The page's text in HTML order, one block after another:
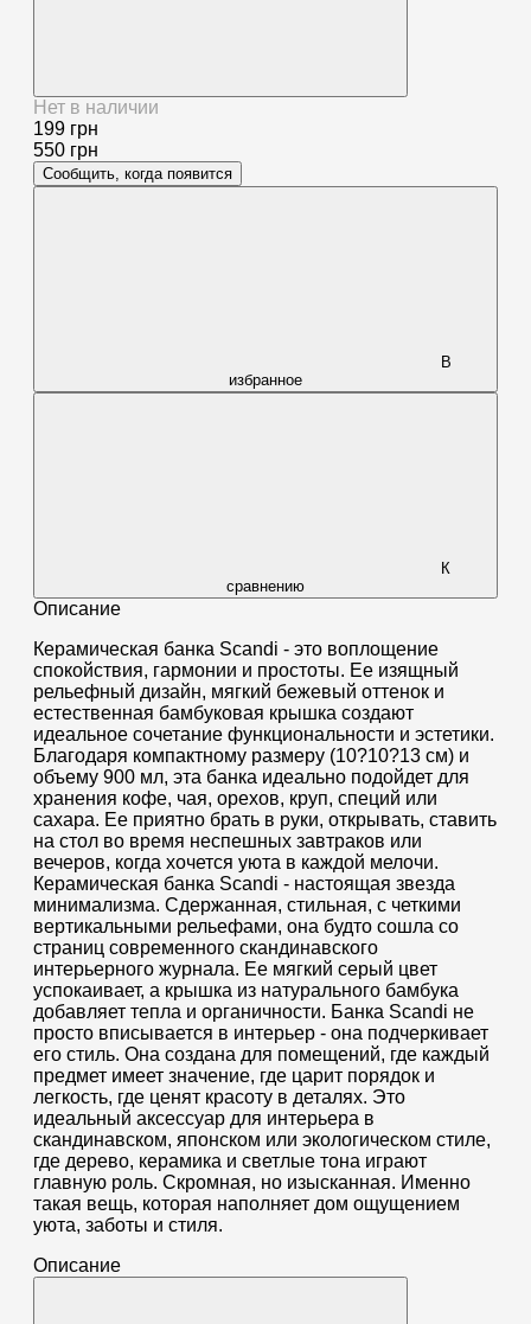
Нет в наличии
199 грн
550 грн
Сообщить, когда появится
В
избранное
К
сравнению
Описание
Керамическая банка Scandi - это воплощение
спокойствия, гармонии и простоты. Ее изящный
рельефный дизайн, мягкий бежевый оттенок и
естественная бамбуковая крышка создают
идеальное сочетание функциональности и эстетики.
Благодаря компактному размеру (10?10?13 см) и
объему 900 мл, эта банка идеально подойдет для
хранения кофе, чая, орехов, круп, специй или
сахара. Ее приятно брать в руки, открывать, ставить
на стол во время неспешных завтраков или
вечеров, когда хочется уюта в каждой мелочи.
Керамическая банка Scandi - настоящая звезда
минимализма. Сдержанная, стильная, с четкими
вертикальными рельефами, она будто сошла со
страниц современного скандинавского
интерьерного журнала. Ее мягкий серый цвет
успокаивает, а крышка из натурального бамбука
добавляет тепла и органичности. Банка Scandi не
просто вписывается в интерьер - она подчеркивает
его стиль. Она создана для помещений, где каждый
предмет имеет значение, где царит порядок и
легкость, где ценят красоту в деталях. Это
идеальный аксессуар для интерьера в
скандинавском, японском или экологическом стиле,
где дерево, керамика и светлые тона играют
главную роль. Скромная, но изысканная. Именно
такая вещь, которая наполняет дом ощущением
уюта, заботы и стиля.
Описание